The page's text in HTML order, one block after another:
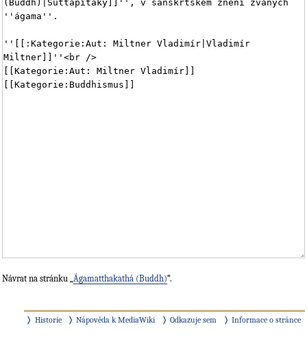
Návrat na stránku „ Ágamatthakathá (Buddh)“.
Historie Nápověda k MediaWiki Odkazuje sem Informace o stránce